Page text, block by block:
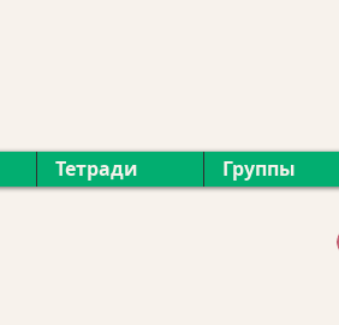
Тетради Группы